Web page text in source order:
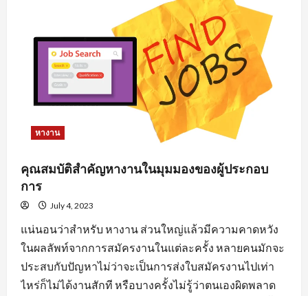
หา
งาน
นิคม
อุตสาหกรรม
อย่างไร
หางาน
คุณสมบัติสำคัญหางานในมุมมองของผู้ประกอบ
การ
July 4, 2023
แน่นอนว่าสำหรับ หางาน ส่วนใหญ่แล้วมีความคาดหวัง
ในผลลัพท์จากการสมัครงานในแต่ละครั้ง หลายคนมักจะ
ประสบกับปัญหาไม่ว่าจะเป็นการส่งใบสมัครงานไปเท่า
ไหร่ก็ไม่ได้งานสักที หรือบางครั้งไม่รู้ว่าตนเองผิดพลาด